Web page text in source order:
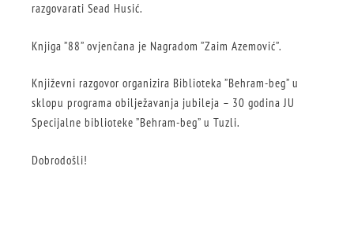
razgovarati Sead Husić.
Knjiga ”88” ovjenčana je Nagradom ”Zaim Azemović”.
Književni razgovor organizira Biblioteka ”Behram-beg” u
sklopu programa obilježavanja jubileja – 30 godina JU
Specijalne biblioteke ”Behram-beg” u Tuzli.
Dobrodošli!